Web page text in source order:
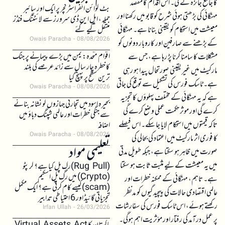
کا جامع جائزہ لے گی۔ اس اقدام کا مقصد
مہنگائی کی بڑھتی ہوئی شرح کو قابو میں رکھنا اور
معیشت میں استحکام کو یقینی بنانا ہے۔ مہنگائی
کے بڑھنے سے صارفین اور کاروبار دونوں کو
مشکلات کا سامنا کرنا پڑ رہا ہے، جس سے
مارکیٹ میں غیر یقینی صورتحال پیدا ہو رہی
ہے۔ ٹاسک فورس کی تشکیل سے توقع کی جاتی
ہے کہ یہ مہنگائی کے مختلف پہلوؤں کا تجزیہ
کرے گی اور موثر حکمت عملی وضع کرے گی
تاکہ قیمتوں میں استحکام لایا جا سکے۔ اس فیصلے
کا فوری اثر مارکیٹ میں اعتماد کی بحالی کی
صورت میں ظاہر ہو سکتا ہے، جبکہ طویل مدتی
میں یہ معیشت کے لیے مثبت ثابت ہو سکتا
ہے۔ تاہم، مہنگائی کے ممکنہ خطرات اور
عالمی اقتصادی حالات کی پیچیدگیوں کو مدنظر
رکھتے ہوئے، اس ٹاسک فورس کی سفارشات
پر عمل درآمد کی رفتار اور مؤثریت اہم ہوگی۔
بٹ کوائن انفراسٹرکچر پر ایک اور سائبر
حملہ، ایل این ڈی سرورز سے لائٹننگ فنڈز
منتقل کیے گئے
Owais Paracha 08/08/2026
اقوام متحدہ: یمن میں بڑے پیمانے پر جنگ
کا خطرہ چار سال سے زائد عرصے کی بلند
ترین سطح پر پہنچ گیا
Owais Paracha 08/08/2026
بحیرہ اسود میں تجارتی جہازوں کو نشانہ بنانے
سے جنگی خطرات اور عالمی شپنگ دباؤ میں
اضافہ
Owais Paracha 08/08/2026
تعلیمی مواد(Rug Pull)رگ پل کیا ہے؟ کرپٹو
(Crypto) میں رگ پل اسکیم
(scam)کیسے کام کرتی ہے؟ ایک مکمل
تجزیاتی گائیڈ اور 6 احتیاطی تدابیر
Irfan Ullah 26/03/2026